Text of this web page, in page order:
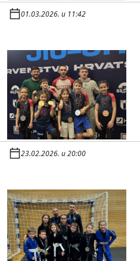
01.03.2026. u 11:42
23.02.2026. u 20:00